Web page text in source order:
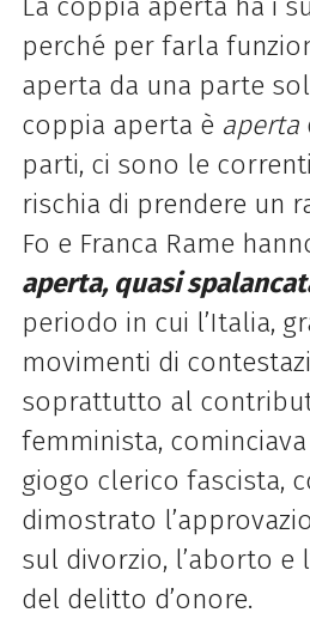
La coppia aperta ha i
perché per farla
aperta da una parte
coppia aperta è aperta
parti, ci sono le correnti
rischia di prendere un
Fo e Franca Rame
aperta, quasi
periodo in cui l’Italia,
movimenti di
soprattutto al
femminista,
giogo clerico fascista,
dimostrato
sul divorzio, l’aborto e
del delitto d’onore.